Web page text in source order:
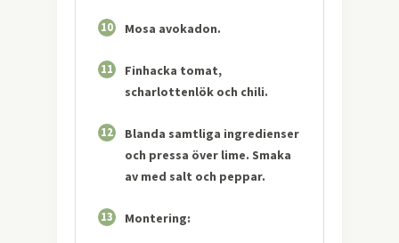
10 Mosa avokadon.
11
Finhacka tomat,
scharlottenlök och chili.
12
Blanda samtliga ingredienser
och pressa över lime. Smaka
av med salt och peppar.
13 Montering: